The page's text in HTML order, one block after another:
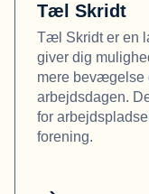
Tæl Skridt
Tæl Skridt er en
giver dig
mere bevægelse
arbejdsdagen.
for
forening.